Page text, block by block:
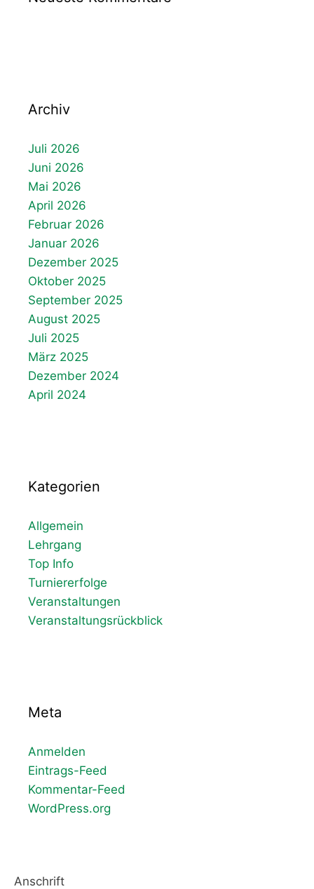
Archiv
Juli 2026
Juni 2026
Mai 2026
April 2026
Februar 2026
Januar 2026
Dezember 2025
Oktober 2025
September 2025
August 2025
Juli 2025
März 2025
Dezember 2024
April 2024
Kategorien
Allgemein
Lehrgang
Top Info
Turniererfolge
Veranstaltungen
Veranstaltungsrückblick
Meta
Anmelden
Eintrags-Feed
Kommentar-Feed
WordPress.org
Anschrift